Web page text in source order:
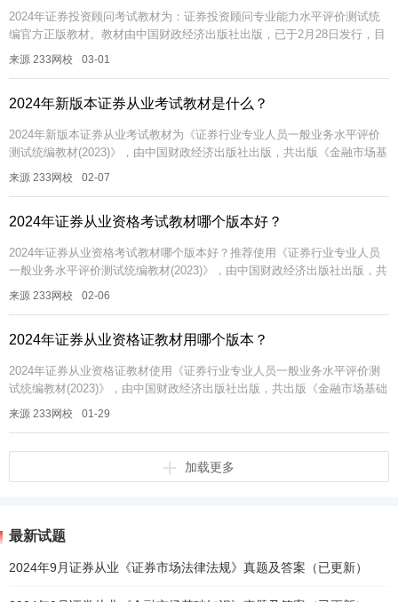
2024年证券投资顾问考试教材为：证券投资顾问专业能力水平评价测试统
编官方正版教材。教材由中国财政经济出版社出版，已于2月28日发行，目
前233网校书店已上线，需要的同学可以点此进入购买【233网校书...
来源 233网校 03-01
2024年新版本证券从业考试教材是什么？
2024年新版本证券从业考试教材为《证券行业专业人员一般业务水平评价
测试统编教材(2023)》，由中国财政经济出版社出版，共出版《金融市场基
础知识》和《证券市场基本法律法规》两本教材。自2023年10...
来源 233网校 02-07
2024年证券从业资格考试教材哪个版本好？
2024年证券从业资格考试教材哪个版本好？推荐使用《证券行业专业人员
一般业务水平评价测试统编教材(2023)》，由中国财政经济出版社出版，共
出版《金融市场基础知识》和《证券市场基本法律法规》两本教材。...
来源 233网校 02-06
2024年证券从业资格证教材用哪个版本？
2024年证券从业资格证教材使用《证券行业专业人员一般业务水平评价测
试统编教材(2023)》，由中国财政经济出版社出版，共出版《金融市场基础
知识》和《证券市场基本法律法规》两本教材。自2023年10月...
来源 233网校 01-29
加载更多
最新试题
2024年9月证券从业《证券市场法律法规》真题及答案（已更新）